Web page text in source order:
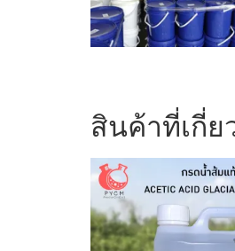
สินค้าที่เกี่ย